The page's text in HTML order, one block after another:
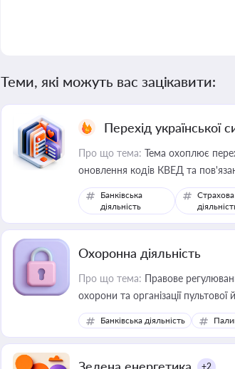
Теми, які можуть вас зацікавити:
Перехід української
Про що тема: Тема охоплює
оновлення кодів КВЕД та
Банківська
діяльність
Страхова
Охоронна діяльність
Про що тема: Правове
охорони та організації пультової
Банківська діяльність
+2